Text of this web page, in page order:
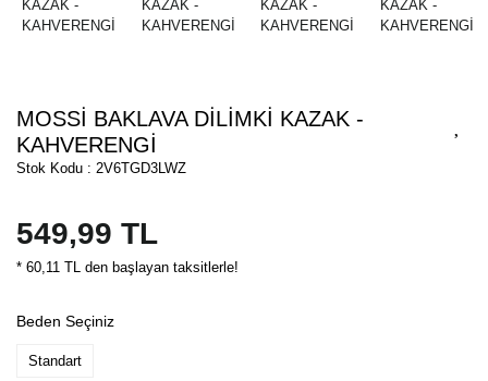
MOSSİ BAKLAVA DİLİMKİ KAZAK -
KAHVERENGİ
Stok Kodu : 2V6TGD3LWZ
549,99 TL
* 60,11 TL den başlayan taksitlerle!
Beden Seçiniz
Standart